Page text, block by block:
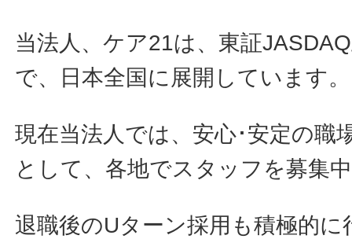
当法人、ケア21は、東証
で、日本全国に展開しています。
現在当法人では、安心･安定の職
として、各地でスタッフを募集
退職後のUターン採用も積極的